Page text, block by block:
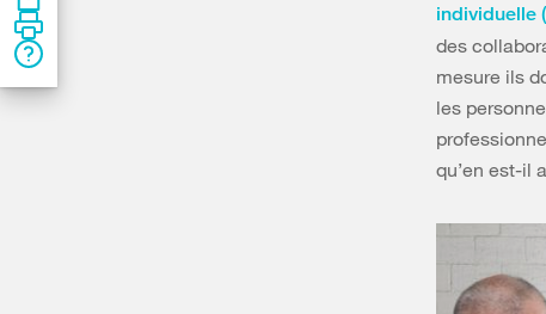
individuelle
des
mesure ils
les
qu’en est-il